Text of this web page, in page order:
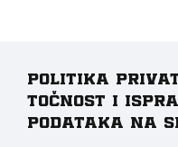
Politika
točnost i
podataka na